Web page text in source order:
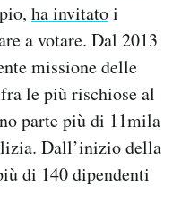
ha invitatoi
a votare. Dal 2013
missione delle
le più rischiose al
parte più di 11mila
Dall’inizio della
di 140 dipendenti